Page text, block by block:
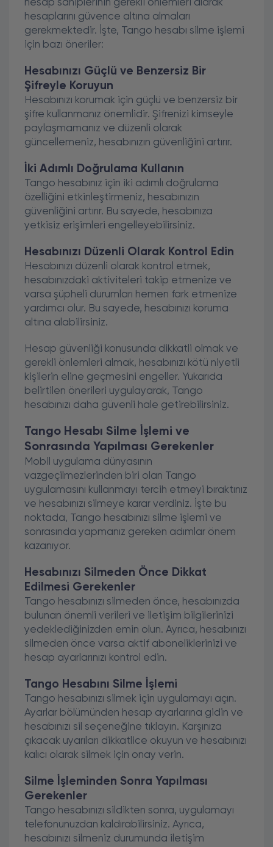
hesap sahiplerinin gerekli önlemleri alarak
hesaplarını güvence altına almaları
gerekmektedir. İşte, Tango hesabı silme işlemi
için bazı öneriler:
Hesabınızı Güçlü ve Benzersiz Bir
Şifreyle Koruyun
Hesabınızı korumak için güçlü ve benzersiz bir
şifre kullanmanız önemlidir. Şifrenizi kimseyle
paylaşmamanız ve düzenli olarak
güncellemeniz, hesabınızın güvenliğini artırır.
İki Adımlı Doğrulama Kullanın
Tango hesabınız için iki adımlı doğrulama
özelliğini etkinleştirmeniz, hesabınızın
güvenliğini artırır. Bu sayede, hesabınıza
yetkisiz erişimleri engelleyebilirsiniz.
Hesabınızı Düzenli Olarak Kontrol Edin
Hesabınızı düzenli olarak kontrol etmek,
hesabınızdaki aktiviteleri takip etmenize ve
varsa şüpheli durumları hemen fark etmenize
yardımcı olur. Bu sayede, hesabınızı koruma
altına alabilirsiniz.
Hesap güvenliği konusunda dikkatli olmak ve
gerekli önlemleri almak, hesabınızı kötü niyetli
kişilerin eline geçmesini engeller. Yukarıda
belirtilen önerileri uygulayarak, Tango
hesabınızı daha güvenli hale getirebilirsiniz.
Tango Hesabı Silme İşlemi ve
Sonrasında Yapılması Gerekenler
Mobil uygulama dünyasının
vazgeçilmezlerinden biri olan Tango
uygulamasını kullanmayı tercih etmeyi bıraktınız
ve hesabınızı silmeye karar verdiniz. İşte bu
noktada, Tango hesabınızı silme işlemi ve
sonrasında yapmanız gereken adımlar önem
kazanıyor.
Hesabınızı Silmeden Önce Dikkat
Edilmesi Gerekenler
Tango hesabınızı silmeden önce, hesabınızda
bulunan önemli verileri ve iletişim bilgilerinizi
yedeklediğinizden emin olun. Ayrıca, hesabınızı
silmeden önce varsa aktif aboneliklerinizi ve
hesap ayarlarınızı kontrol edin.
Tango Hesabını Silme İşlemi
Tango hesabınızı silmek için uygulamayı açın.
Ayarlar bölümünden hesap ayarlarına gidin ve
hesabınızı sil seçeneğine tıklayın. Karşınıza
çıkacak uyarıları dikkatlice okuyun ve hesabınızı
kalıcı olarak silmek için onay verin.
Silme İşleminden Sonra Yapılması
Gerekenler
Tango hesabınızı sildikten sonra, uygulamayı
telefonunuzdan kaldırabilirsiniz. Ayrıca,
hesabınızı silmeniz durumunda iletişim